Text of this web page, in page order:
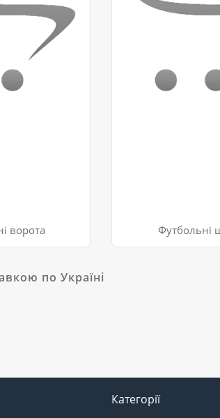
ворота Футбольні
по Україні
Категорії